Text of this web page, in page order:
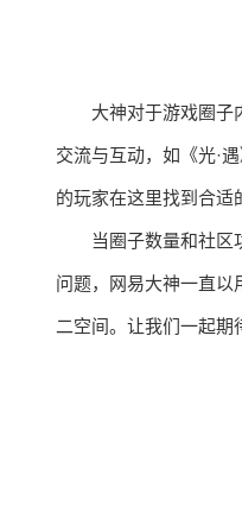
大神对于游戏圈子
交流与互动，如《光·
的玩家在这里找到合适
当圈子数量和社
问题，网易大神一直以
二空间。让我们一起期